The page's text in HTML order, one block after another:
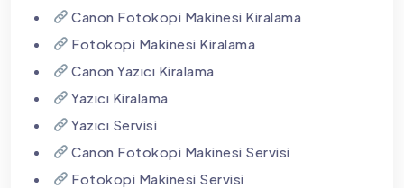
Canon Fotokopi Makinesi Kiralama
Fotokopi Makinesi Kiralama
Canon Yazıcı Kiralama
Yazıcı Kiralama
Yazıcı Servisi
Canon Fotokopi Makinesi Servisi
Fotokopi Makinesi Servisi